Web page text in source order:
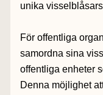
unika
För offentliga
samordna sina
offentliga enheter
Denna möjlighet